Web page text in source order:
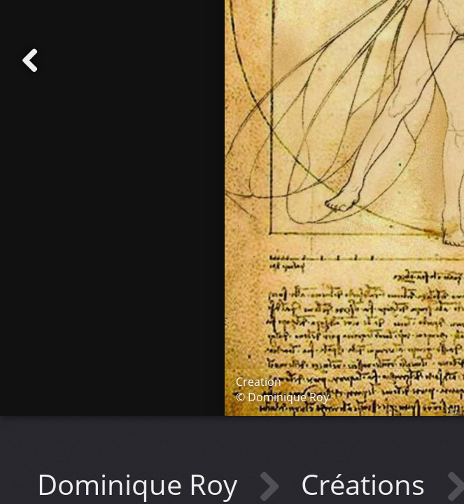
Creation
© Dominique Roy
Dominique Roy Créations